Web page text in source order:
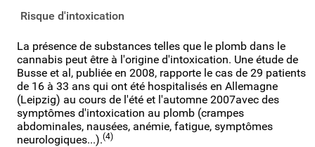
Risque d'intoxication
La présence de substances telles que le plomb dans le
cannabis peut être à l'origine d'intoxication. Une étude de
Busse et al, publiée en 2008, rapporte le cas de 29 patients
de 16 à 33 ans qui ont été hospitalisés en Allemagne
(Leipzig) au cours de l'été et l'automne 2007avec des
symptômes d'intoxication au plomb (crampes
abdominales, nausées, anémie, fatigue, symptômes
neurologiques...).(4)